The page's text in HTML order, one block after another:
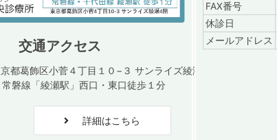
交通アクセス
都葛飾区小菅４丁目１０−３ サンライズ綾瀬４階
磐線「綾瀬駅」西口・東口徒歩１分
詳細はこちら
FAX番号
休診日
メールアドレス